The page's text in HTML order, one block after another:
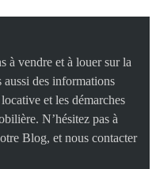
à vendre et à louer sur la
des informations
et les démarches
N’hésitez pas à
Blog, et nous contacter